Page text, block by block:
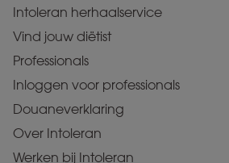
Intoleran herhaalservice
Vind jouw diëtist
Professionals
Inloggen voor professionals
Douaneverklaring
Over Intoleran
Werken bij Intoleran